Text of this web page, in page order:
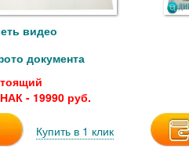
видео
документа
- 19990 руб.
Купить в 1 клик